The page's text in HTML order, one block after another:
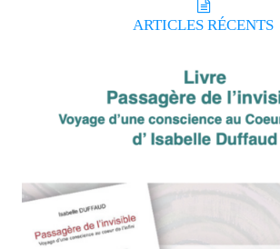
ARTICLES RÉCENTS